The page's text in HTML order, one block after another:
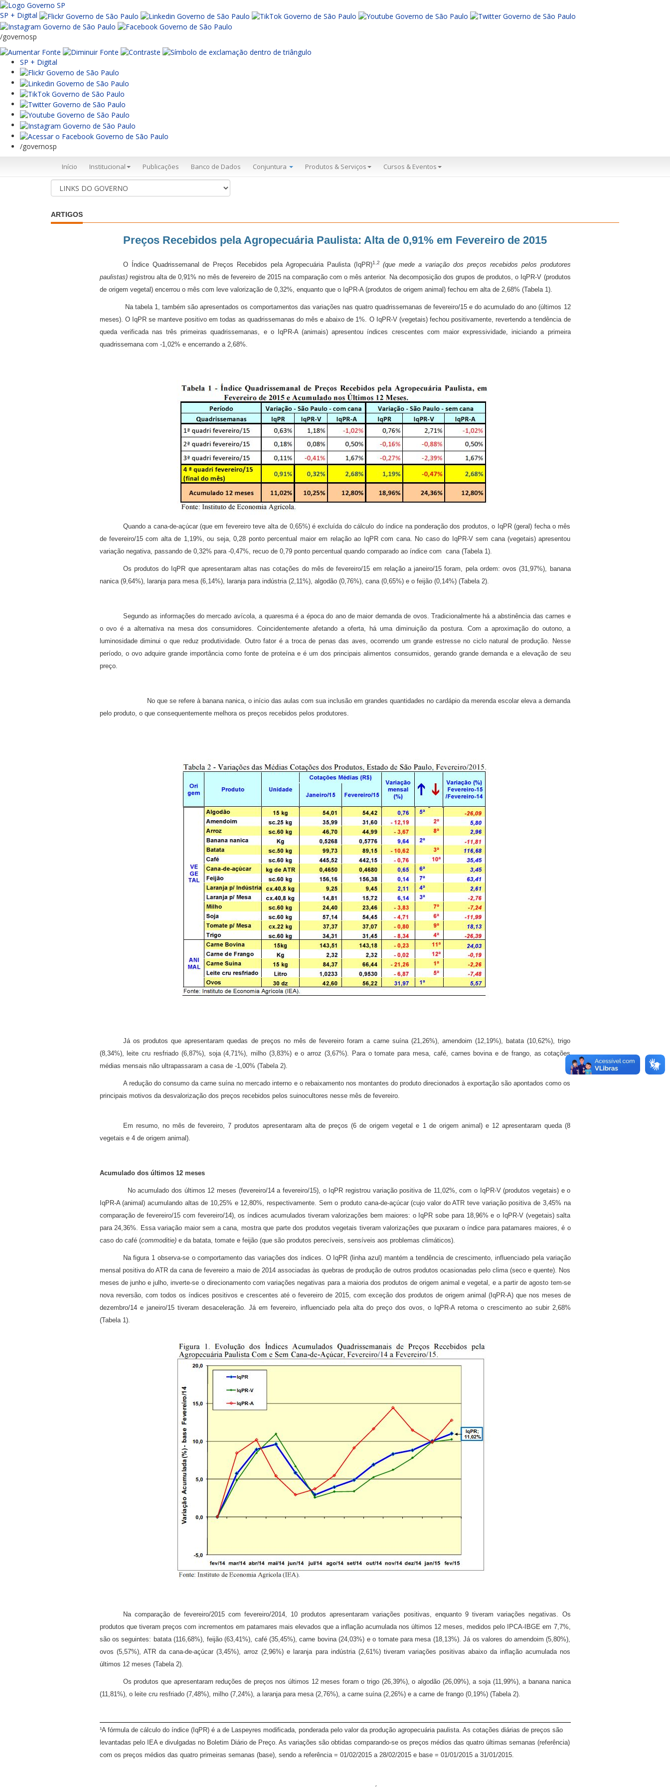
SP + Digital
/governosp
SP + Digital
/governosp
Início Institucional Publicações Banco de Dados Conjuntura Produtos & Serviços Cursos & Eventos
ARTIGOS
Preços Recebidos pela Agropecuária Paulista: Alta de 0,91% em Fevereiro de 2015
O Índice Quadrissemanal de Preços Recebidos pela Agropecuária Paulista (IqPR)1,2 (que mede a variação dos preços recebidos pelos produtores
paulistas) registrou alta de 0,91% no mês de fevereiro de 2015 na comparação com o mês anterior. Na decomposição dos grupos de produtos, o IqPR-V (produtos
de origem vegetal) encerrou o mês com leve valorização de 0,32%, enquanto que o IqPR-A (produtos de origem animal) fechou em alta de 2,68% (Tabela 1).
Na tabela 1, também são apresentados os comportamentos das variações nas quatro quadrissemanas de fevereiro/15 e do acumulado do ano (últimos 12
meses). O IqPR se manteve positivo em todas as quadrissemanas do mês e abaixo de 1%. O IqPR-V (vegetais) fechou positivamente, revertendo a tendência de
queda verificada nas três primeiras quadrissemanas, e o IqPR-A (animais) apresentou índices crescentes com maior expressividade, iniciando a primeira
quadrissemana com -1,02% e encerrando a 2,68%.
Quando a cana-de-açúcar (que em fevereiro teve alta de 0,65%) é excluída do cálculo do índice na ponderação dos produtos, o IqPR (geral) fecha o mês
de fevereiro/15 com alta de 1,19%, ou seja, 0,28 ponto percentual maior em relação ao IqPR com cana. No caso do IqPR-V sem cana (vegetais) apresentou
variação negativa, passando de 0,32% para -0,47%, recuo de 0,79 ponto percentual quando comparado ao índice com cana (Tabela 1).
Os produtos do IqPR que apresentaram altas nas cotações do mês de fevereiro/15 em relação a janeiro/15 foram, pela ordem: ovos (31,97%), banana
nanica (9,64%), laranja para mesa (6,14%), laranja para indústria (2,11%), algodão (0,76%), cana (0,65%) e o feijão (0,14%) (Tabela 2).
Segundo as informações do mercado avícola, a quaresma é a época do ano de maior demanda de ovos. Tradicionalmente há a abstinência das carnes e
o ovo é a alternativa na mesa dos consumidores. Coincidentemente afetando a oferta, há uma diminuição da postura. Com a aproximação do outono, a
luminosidade diminui o que reduz produtividade. Outro fator é a troca de penas das aves, ocorrendo um grande estresse no ciclo natural de produção. Nesse
período, o ovo adquire grande importância como fonte de proteína e é um dos principais alimentos consumidos, gerando grande demanda e a elevação de seu
preço.
No que se refere à banana nanica, o início das aulas com sua inclusão em grandes quantidades no cardápio da merenda escolar eleva a demanda
pelo produto, o que consequentemente melhora os preços recebidos pelos produtores.
Já os produtos que apresentaram quedas de preços no mês de fevereiro foram a carne suína (21,26%), amendoim (12,19%), batata (10,62%), trigo
(8,34%), leite cru resfriado (6,87%), soja (4,71%), milho (3,83%) e o arroz (3,67%). Para o tomate para mesa, café, carnes bovina e de frango, as cotações
médias mensais não ultrapassaram a casa de -1,00% (Tabela 2).
A redução do consumo da carne suína no mercado interno e o rebaixamento nos montantes do produto direcionados à exportação são apontados como os
principais motivos da desvalorização dos preços recebidos pelos suinocultores nesse mês de fevereiro.
Em resumo, no mês de fevereiro, 7 produtos apresentaram alta de preços (6 de origem vegetal e 1 de origem animal) e 12 apresentaram queda (8
vegetais e 4 de origem animal).
Acumulado dos últimos 12 meses
No acumulado dos últimos 12 meses (fevereiro/14 a fevereiro/15), o IqPR registrou variação positiva de 11,02%, com o IqPR-V (produtos vegetais) e o
IqPR-A (animal) acumulando altas de 10,25% e 12,80%, respectivamente. Sem o produto cana-de-açúcar (cujo valor do ATR teve variação positiva de 3,45% na
comparação de fevereiro/15 com fevereiro/14), os índices acumulados tiveram valorizações bem maiores: o IqPR sobe para 18,96% e o IqPR-V (vegetais) salta
para 24,36%. Essa variação maior sem a cana, mostra que parte dos produtos vegetais tiveram valorizações que puxaram o índice para patamares maiores, é o
caso do café (commoditie)e da batata, tomate e feijão (que são produtos perecíveis, sensíveis aos problemas climáticos).
Na figura 1 observa-se o comportamento das variações dos índices. O IqPR (linha azul) mantém a tendência de crescimento, influenciado pela variação
mensal positiva do ATR da cana de fevereiro a maio de 2014 associadas às quebras de produção de outros produtos ocasionadas pelo clima (seco e quente). Nos
meses de junho e julho, inverte-se o direcionamento com variações negativas para a maioria dos produtos de origem animal e vegetal, e a partir de agosto tem-se
nova reversão, com todos os índices positivos e crescentes até o fevereiro de 2015, com exceção dos produtos de origem animal (IqPR-A) que nos meses de
dezembro/14 e janeiro/15 tiveram desaceleração. Já em fevereiro, influenciado pela alta do preço dos ovos, o IqPR-A retoma o crescimento ao subir 2,68%
(Tabela 1).
Na comparação de fevereiro/2015 com fevereiro/2014, 10 produtos apresentaram variações positivas, enquanto 9 tiveram variações negativas. Os
produtos que tiveram preços com incrementos em patamares mais elevados que a inflação acumulada nos últimos 12 meses, medidos pelo IPCA-IBGE em 7,7%,
são os seguintes: batata (116,68%), feijão (63,41%), café (35,45%), carne bovina (24,03%) e o tomate para mesa (18,13%). Já os valores do amendoim (5,80%),
ovos (5,57%), ATR da cana-de-açúcar (3,45%), arroz (2,96%) e laranja para indústria (2,61%) tiveram variações positivas abaixo da inflação acumulada nos
últimos 12 meses (Tabela 2).
Os produtos que apresentaram reduções de preços nos últimos 12 meses foram o trigo (26,39%), o algodão (26,09%), a soja (11,99%), a banana nanica
(11,81%), o leite cru resfriado (7,48%), milho (7,24%), a laranja para mesa (2,76%), a carne suína (2,26%) e a carne de frango (0,19%) (Tabela 2).
¹A fórmula de cálculo do índice (IqPR) é a de Laspeyres modificada, ponderada pelo valor da produção agropecuária paulista. As cotações diárias de preços são
levantadas pelo IEA e divulgadas no Boletim Diário de Preço. As variações são obtidas comparando-se os preços médios das quatro últimas semanas (referência)
com os preços médios das quatro primeiras semanas (base), sendo a referência = 01/02/2015 a 28/02/2015 e base = 01/01/2015 a 31/01/2015.